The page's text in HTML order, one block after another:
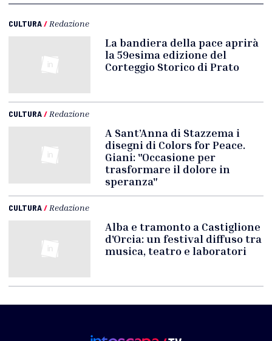
CULTURA/ Redazione
La bandiera della pace aprirà
la 59esima edizione del
Corteggio Storico di Prato
CULTURA/ Redazione
A Sant’Anna di Stazzema i
disegni di Colors for Peace.
Giani: "Occasione per
trasformare il dolore in
speranza"
CULTURA/ Redazione
Alba e tramonto a Castiglione
d'Orcia: un festival diffuso tra
musica, teatro e laboratori